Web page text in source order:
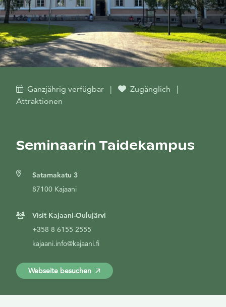
Ganzjährig verfügbar | Zugänglich
|
Attraktionen
Seminaarin Taidekampus
Satamakatu 3
87100 Kajaani
Visit Kajaani-Oulujärvi
+358 8 6155 2555
kajaani.info@kajaani.fi
Webseite besuchen